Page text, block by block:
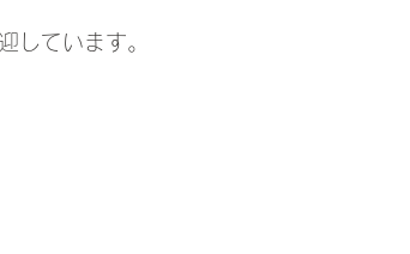
しています。